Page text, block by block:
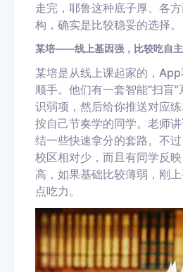
走完，耶鲁这种底子厚、各
构，确实是比较稳妥的选择。
某培——线上基因强，比较吃自
某培是从线上课起家的，
顺手。他们有一套智能“扫盲
识弱项，然后给你推送对应
按自己节奏学的同学。老师
结一些快速拿分的套路。不
校区相对少，而且有同学反
高，如果基础比较薄弱，刚
点吃力。